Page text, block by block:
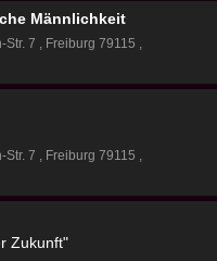
Männlichkeit
Str. 7
Freiburg 79115
Str. 7
Freiburg 79115
Zukunft"